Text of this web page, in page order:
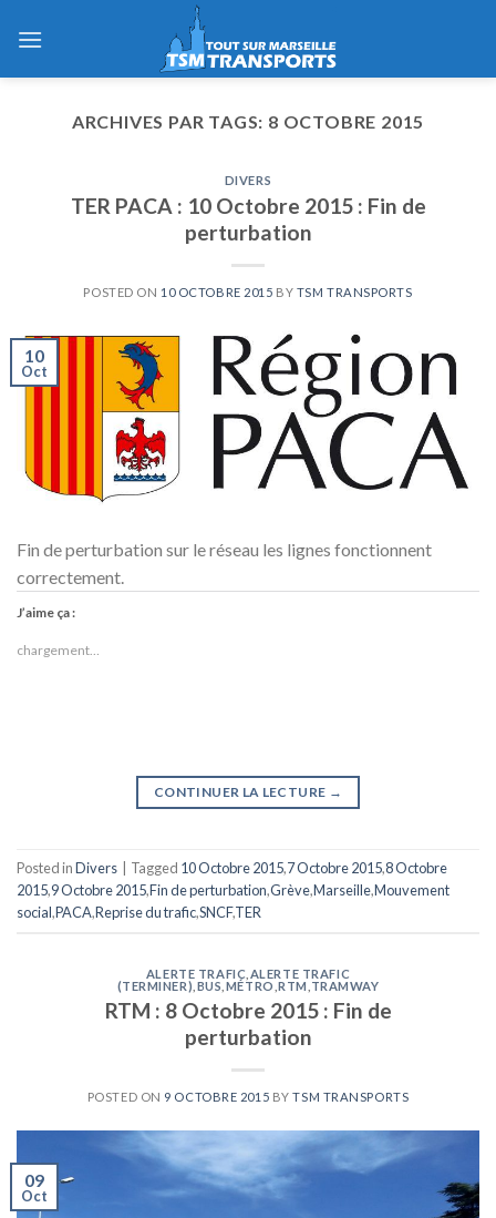
ARCHIVES PAR TAGS: 8 OCTOBRE 2015
DIVERS
TER PACA : 10 Octobre 2015 : Fin de
perturbation
POSTED ON 10 OCTOBRE 2015 BY TSM TRANSPORTS
10
Oct
Fin de perturbation sur le réseau les lignes fonctionnent
correctement.
J’aime ça :
chargement…
CONTINUER LA LECTURE →
Posted inDivers Tagged 10 Octobre 2015,7 Octobre 2015,8 Octobre
2015,9 Octobre 2015,Fin de perturbation,Grève,Marseille,Mouvement
social,PACA,Reprise du trafic,SNCF,TER
ALERTE TRAFIC ALERTE TRAFIC
(TERMINER) BUS MÉTRO ,RTM TRAMWAY
RTM : 8 Octobre 2015 : Fin de
perturbation
POSTED ON 9 OCTOBRE 2015 BYTSM TRANSPORTS
09
Oct